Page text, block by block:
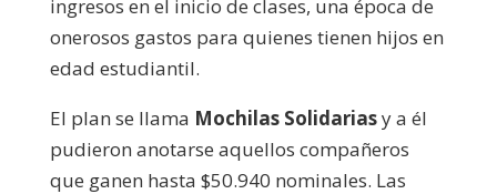
ingresos en el inicio de clases, una época de
onerosos gastos para quienes tienen hijos en
edad estudiantil.
El plan se llama Mochilas Solidariasy a él
pudieron anotarse aquellos compañeros
que ganen hasta $50.940 nominales. Las